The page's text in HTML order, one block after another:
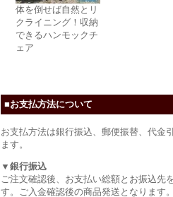
体を倒せば自然とリ
クライニング！収納
できるハンモックチ
ェア
■お支払方法について
お支払方法は銀行振込、郵便振替、代金
ます。
▼銀行振込
ご注文確認後、お支払い総額とお振込先
す。ご入金確認後の商品発送となります